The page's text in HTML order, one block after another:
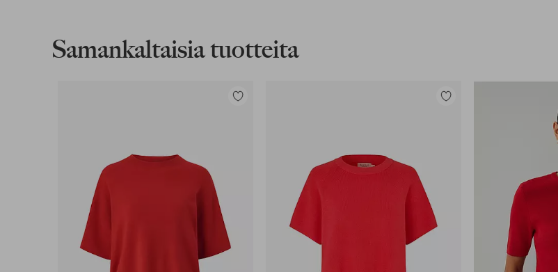
Samankaltaisia tuotteita
Lisää
Lisää